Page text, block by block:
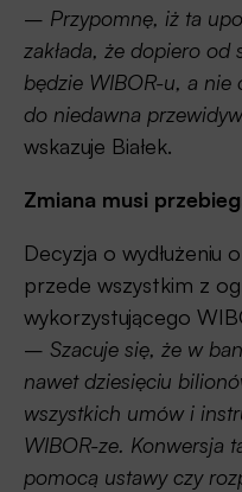
– Przypomnę, iż ta
zakłada, że dopiero
będzie WIBOR-u, a
do niedawna
wskazuje Białek.
Zmiana musi
Decyzja o wydłużeniu
przede wszystkim z
wykorzystującego
– Szacuje się, że w
nawet dziesięciu
wszystkich umów i
WIBOR-ze. Konwersja
pomocą ustawy czy